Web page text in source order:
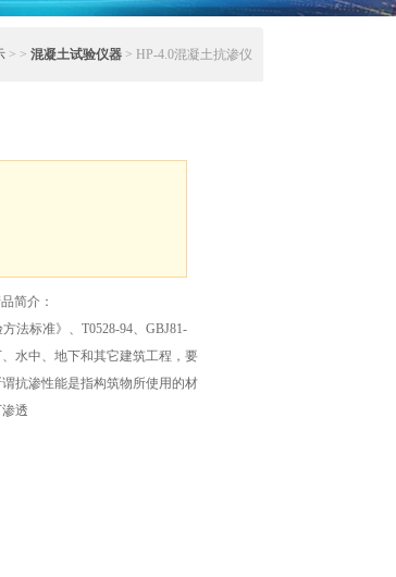
> > 混凝土试验仪器 > HP-4.0混凝土抗渗仪
简介：
法标准》、T0528-94、GBJ81-
水中、地下和其它建筑工程，要
抗渗性能是指构筑物所使用的材
透